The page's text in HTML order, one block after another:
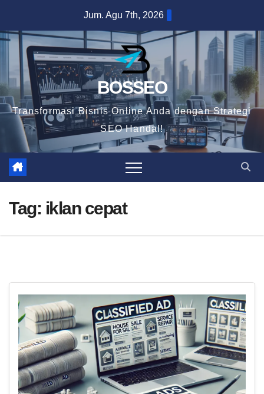
content
Jum. Agu 7th, 2026
BOSSEO
Transformasi Bisnis Online Anda dengan Strategi
SEO Handal!
Tag: iklan cepat